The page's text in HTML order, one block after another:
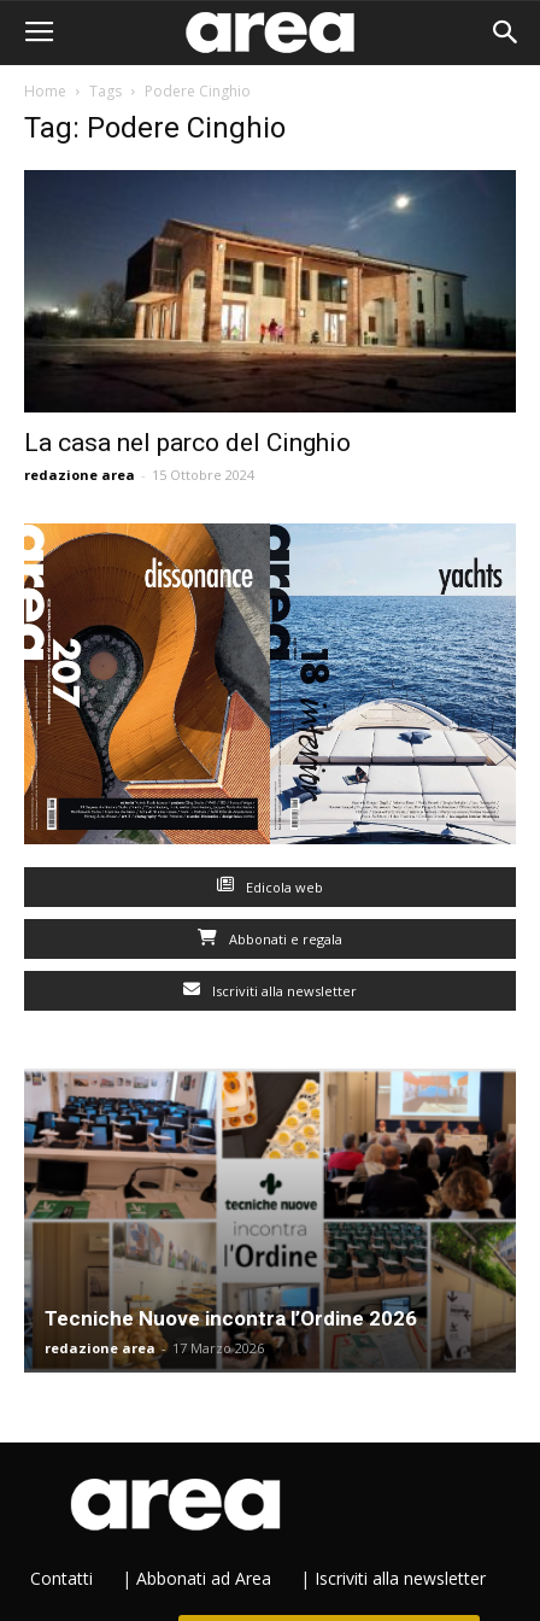
Home Tags Podere Cinghio
Tag: Podere Cinghio
La casa nel parco del Cinghio
redazione area - 15 Ottobre 2024
Edicola web
Abbonati e regala
Iscriviti alla newsletter
Tecniche Nuove incontra l’Ordine 2026
redazione area - 17 Marzo 2026
Contatti | Abbonati ad Area | Iscriviti alla newsletter